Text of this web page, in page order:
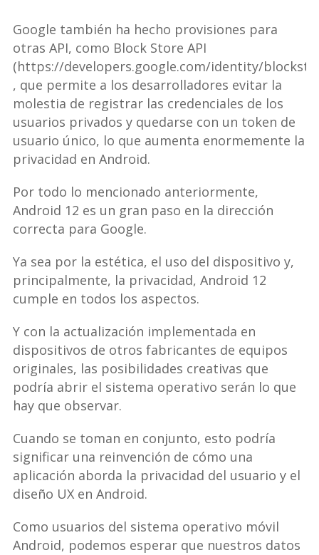
Google también ha hecho provisiones para
otras API, como Block Store API
(https://developers.google.com/identity/
, que permite a los desarrolladores evitar la
molestia de registrar las credenciales de los
usuarios privados y quedarse con un token de
usuario único, lo que aumenta enormemente la
privacidad en Android.
Por todo lo mencionado anteriormente,
Android 12 es un gran paso en la dirección
correcta para Google.
Ya sea por la estética, el uso del dispositivo y,
principalmente, la privacidad, Android 12
cumple en todos los aspectos.
Y con la actualización implementada en
dispositivos de otros fabricantes de equipos
originales, las posibilidades creativas que
podría abrir el sistema operativo serán lo que
hay que observar.
Cuando se toman en conjunto, esto podría
significar una reinvención de cómo una
aplicación aborda la privacidad del usuario y el
diseño UX en Android.
Como usuarios del sistema operativo móvil
Android, podemos esperar que nuestros datos